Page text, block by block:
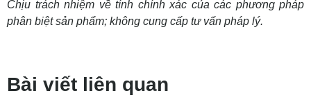
Chịu trách nhiệm về tính chính xác của các phương pháp
phân biệt sản phẩm; không cung cấp tư vấn pháp lý.
Bài viết liên quan